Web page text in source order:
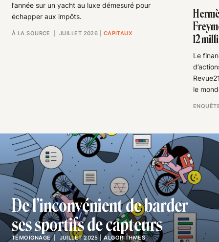
l’année sur un yacht au luxe démesuré pour
échapper aux impôts.
À LA SOURCE | JUILLET 2026 CAPITAUX
12
Le
le
TÉMOIGNAGE| JUILLET 2025|ALGORITHMES
De l’inconvénient de barder
ses sportifs de capteurs